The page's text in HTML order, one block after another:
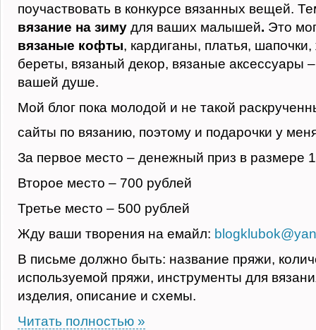
поучаствовать в конкурсе вязанных вещей.
вязание на зиму для ваших малышей. Это
вязаные кофты, кардиганы, платья, шапочки,
береты, вязаный декор, вязаные аксессуары
вашей душе.
Мой блог пока молодой и не такой
сайты по вязанию, поэтому и подарочки у
За первое место – денежный приз в размере
Второе место – 700 рублей
Третье место – 500 рублей
Жду ваши творения на емайл:
В письме должно быть: название пряжи,
используемой пряжи, инструменты для
изделия, описание и схемы.
Читать полностью »